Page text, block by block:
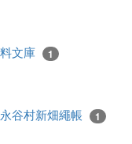
文庫 1
谷村新畑繩帳 1